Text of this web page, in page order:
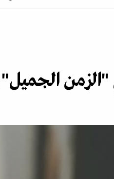
"الزمن